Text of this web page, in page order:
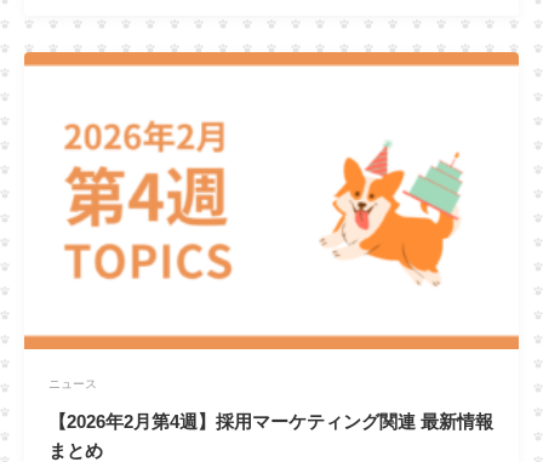
ニュース
【2026年2月第4週】採用マーケティング関連 最新情報
まとめ